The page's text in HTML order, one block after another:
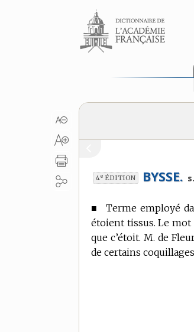
Aller au contenu
4e ÉDITION BYSSE.
■ Terme employé
étoient tissus. Le mot
que c’étoit. M. de
de certains